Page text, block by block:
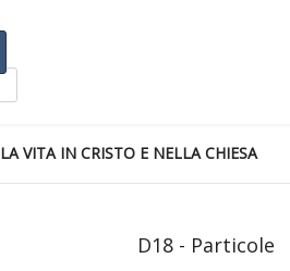
LA VITA IN CRISTO E NELLA CHIESA
D18 - Particole